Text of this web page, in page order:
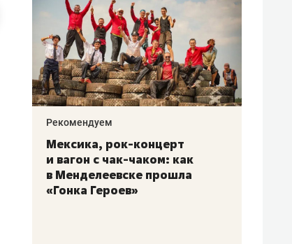
Рекомендуем
Мексика, рок-концерт
и вагон с чак-чаком: как
в Менделеевске прошла
«Гонка Героев»